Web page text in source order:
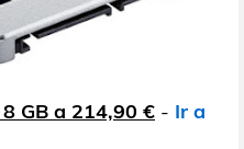
GB a 214,90 € - Ir a